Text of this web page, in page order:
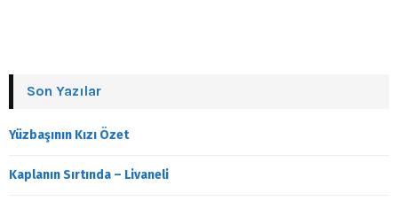
Son Yazılar
Yüzbaşının Kızı Özet
Kaplanın Sırtında – Livaneli